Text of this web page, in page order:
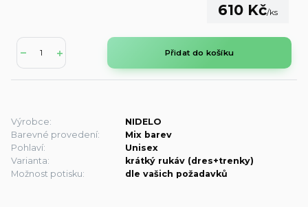
610 Kč/ks
Přidat do košíku
Výrobce:
NIDELO
Barevné provedení:
Mix barev
Pohlaví:
Unisex
Varianta:
krátký rukáv (dres+trenky)
Možnost potisku:
dle vašich požadavků